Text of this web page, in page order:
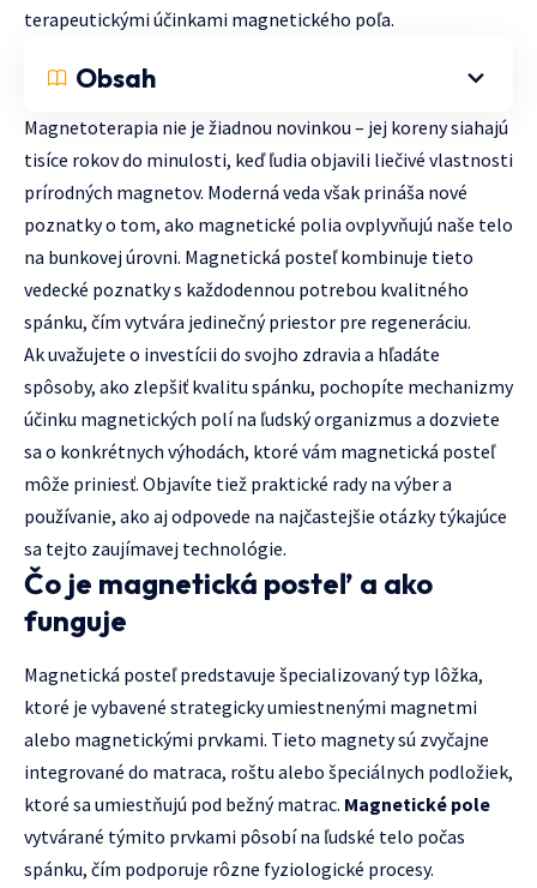
terapeutickými účinkami magnetického poľa.
Obsah
Magnetoterapia nie je žiadnou novinkou – jej koreny siahajú
tisíce rokov do minulosti, keď ľudia objavili liečivé vlastnosti
prírodných magnetov. Moderná veda však prináša nové
poznatky o tom, ako magnetické polia ovplyvňujú naše telo
na bunkovej úrovni. Magnetická posteľ kombinuje tieto
vedecké poznatky s každodennou potrebou kvalitného
spánku, čím vytvára jedinečný priestor pre regeneráciu.
Ak uvažujete o investícii do svojho zdravia a hľadáte
spôsoby, ako zlepšiť kvalitu spánku, pochopíte mechanizmy
účinku magnetických polí na ľudský organizmus a dozviete
sa o konkrétnych výhodách, ktoré vám magnetická posteľ
môže priniesť. Objavíte tiež praktické rady na výber a
používanie, ako aj odpovede na najčastejšie otázky týkajúce
sa tejto zaujímavej technológie.
Čo je magnetická posteľ a ako
funguje
Magnetická posteľ predstavuje špecializovaný typ lôžka,
ktoré je vybavené strategicky umiestnenými magnetmi
alebo magnetickými prvkami. Tieto magnety sú zvyčajne
integrované do matraca, roštu alebo špeciálnych podložiek,
ktoré sa umiestňujú pod bežný matrac. Magnetické pole
vytvárané týmito prvkami pôsobí na ľudské telo počas
spánku, čím podporuje rôzne fyziologické procesy.